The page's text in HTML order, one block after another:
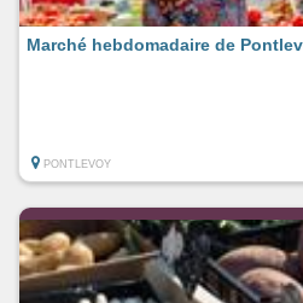
Marché hebdomadaire de
PONTLEVOY